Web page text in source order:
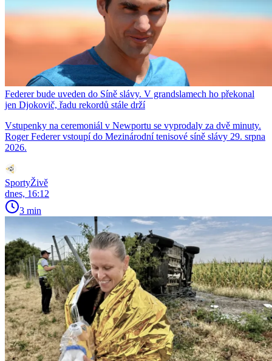
Federer bude uveden do Síně slávy. V grandslamech ho překonal
jen Djokovič, řadu rekordů stále drží
Vstupenky na ceremoniál v Newportu se vyprodaly za dvě minuty.
Roger Federer vstoupí do Mezinárodní tenisové síně slávy 29. srpna
2026.
SportyŽivě
dnes, 16:12
3 min